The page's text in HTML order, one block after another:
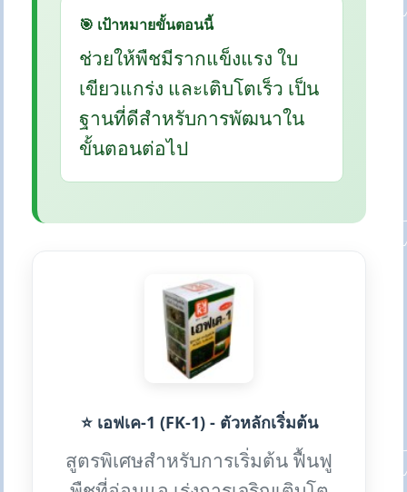
🎯 เป้าหมายขั้นตอนนี้
ช่วยให้พืชมีรากแข็งแรง ใบ
เขียวแกร่ง และเติบโตเร็ว เป็น
ฐานที่ดีสำหรับการพัฒนาใน
ขั้นตอนต่อไป
⭐ เอฟเค-1 (FK-1) - ตัวหลักเริ่มต้น
สูตรพิเศษสำหรับการเริ่มต้น ฟื้นฟู